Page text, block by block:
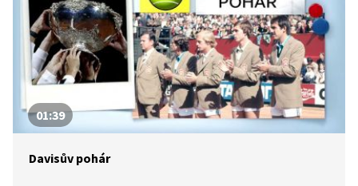
01:39
Davisův pohár